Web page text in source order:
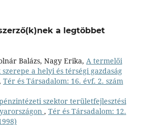
a legtöbbet
Balázs, Nagy Erika, A termelői
szerepe a helyi és térségi gazdaság
Tér és Társadalom: 16. évf. 2. szám
szektor területfejlesztési
, Tér és Társadalom: 12.